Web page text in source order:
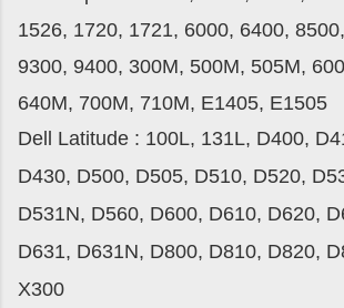
1526, 1720, 1721, 6000, 6400,
9300, 9400, 300M, 500M, 505M,
640M, 700M, 710M, E1405, E1505
Dell Latitude : 100L, 131L, D400,
D430, D500, D505, D510, D520,
D531N, D560, D600, D610, D620,
D631, D631N, D800, D810, D820,
X300